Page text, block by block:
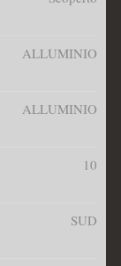
ALLUMINIO
ALLUMINIO
10
SUD